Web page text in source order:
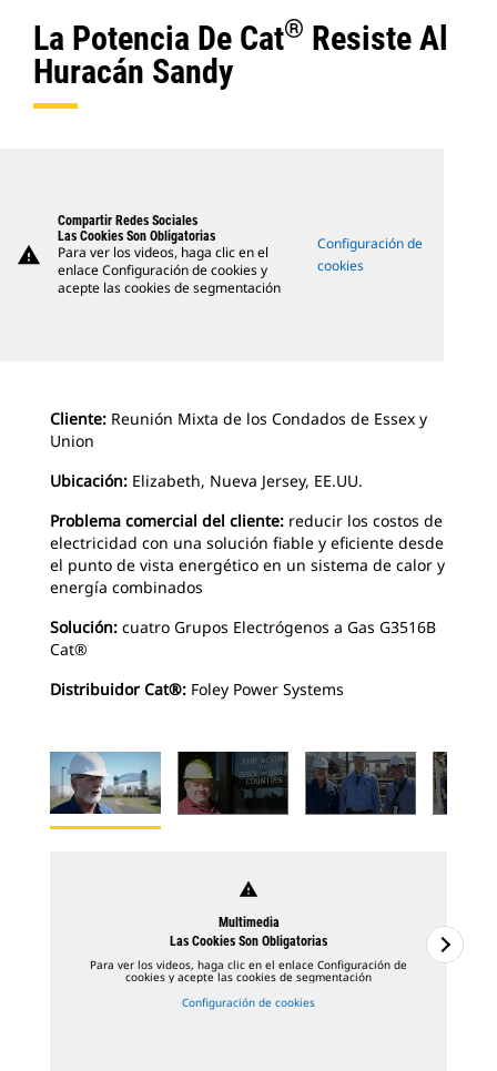
La Potencia De Cat® Resiste Al
Huracán Sandy
warning
Compartir Redes Sociales
Las Cookies Son Obligatorias
Para ver los videos, haga clic en el
enlace Configuración de cookies y
acepte las cookies de segmentación
Configuración de
cookies
Cliente: Reunión Mixta de los Condados de Essex y
Union
Ubicación: Elizabeth, Nueva Jersey, EE.UU.
Problema comercial del cliente: reducir los costos de
electricidad con una solución fiable y eficiente desde
el punto de vista energético en un sistema de calor y
energía combinados
Solución: cuatro Grupos Electrógenos a Gas G3516B
Cat®
Distribuidor Cat®: Foley Power Systems
warning
Multimedia
Las Cookies Son Obligatorias
Para ver los videos, haga clic en el enlace Configuración de
cookies y acepte las cookies de segmentación
Configuración de cookies